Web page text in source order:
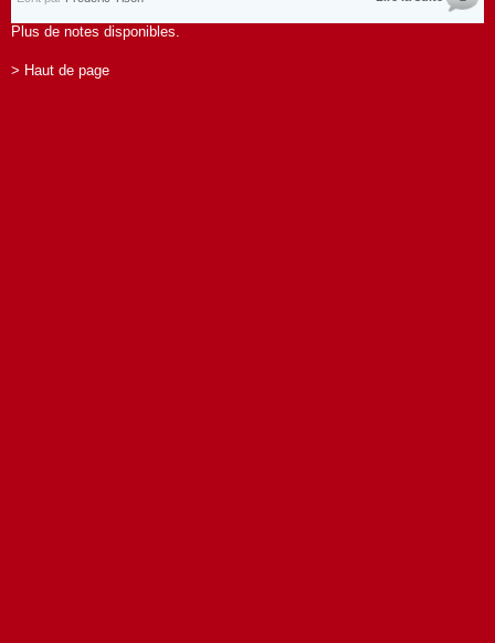
Plus de notes disponibles.
> Haut de page